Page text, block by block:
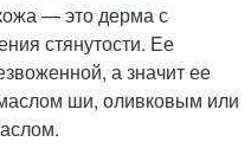
— это дерма с
стянутости. Ее
а значит ее
ши, оливковым или